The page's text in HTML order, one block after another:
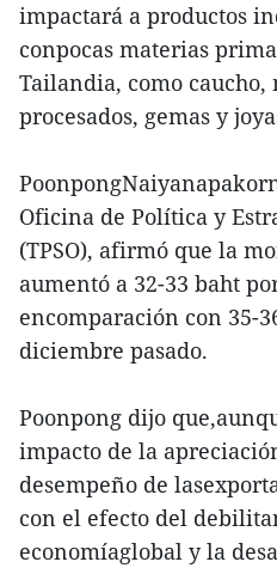
impactará a productos
conpocas materias
Tailandia, como caucho,
procesados, gemas y
Oficina de Política y
(TPSO), afirmó que la
aumentó a 32-33 baht
encomparación con 35-
diciembre pasado.
Poonpong dijo
impacto de la
desempeño de
con el efecto del
economíaglobal y la